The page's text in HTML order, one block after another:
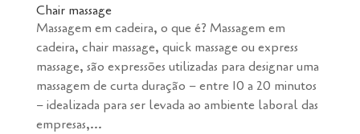
Chair massage
Massagem em cadeira, o que é? Massagem em
cadeira, chair massage, quick massage ou express
massage, são expressões utilizadas para designar uma
massagem de curta duração – entre 10 a 20 minutos
– idealizada para ser levada ao ambiente laboral das
empresas,...